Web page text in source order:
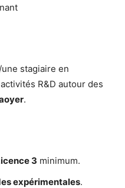
stagiaire en
R&D autour des
.
3 minimum.
expérimentales.